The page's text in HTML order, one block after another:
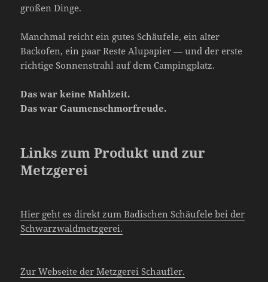
großen Dinge.
Manchmal reicht ein gutes Schäufele, ein alter
Backofen, ein paar Reste Alupapier — und der erste
richtige Sonnenstrahl auf dem Campingplatz.
Das war keine Mahlzeit.
Das war Gaumenschmorfreude.
Links zum Produkt und zur
Metzgerei
Hier geht es direkt zum Badischen Schäufele bei der
Schwarzwaldmetzgerei.
Zur Webseite der Metzgerei Schaufler.